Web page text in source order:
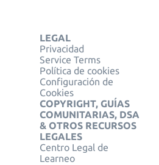
LEGAL
Privacidad
Service Terms
Política de cookies
Configuración de
Cookies
COPYRIGHT, GUÍAS
COMUNITARIAS, DSA
& OTROS RECURSOS
LEGALES
Centro Legal de
Learneo